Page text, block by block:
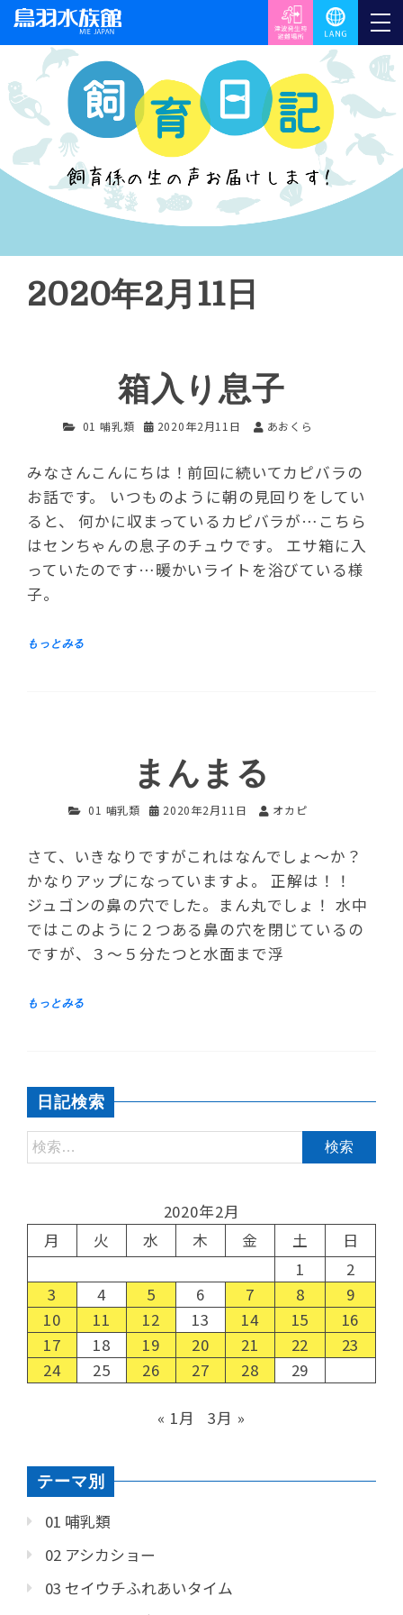
2020年2月11日
箱入り息子
01 哺乳類 2020年2月11日 あおくら
みなさんこんにちは！前回に続いてカピバラの
お話です。 いつものように朝の見回りをしてい
ると、 何かに収まっているカピバラが…こちら
はセンちゃんの息子のチュウです。 エサ箱に入
っていたのです…暖かいライトを浴びている様
子。
まんまる
01 哺乳類 2020年2月11日 オカピ
さて、いきなりですがこれはなんでしょ～か？
かなりアップになっていますよ。 正解は！！
ジュゴンの鼻の穴でした。まん丸でしょ！ 水中
ではこのように２つある鼻の穴を閉じているの
ですが、３～５分たつと水面まで浮
日記検索
2020年2月
月
火 水 木 金 土
日
1
2
3
4 5 6 7 8
9
10
11 12 13 14 15
16
17
18 19 20 21 22
23
24
25 26 27 28 29
« 1月 3月 »
テーマ別
01 哺乳類
02 アシカショー
03 セイウチふれあいタイム